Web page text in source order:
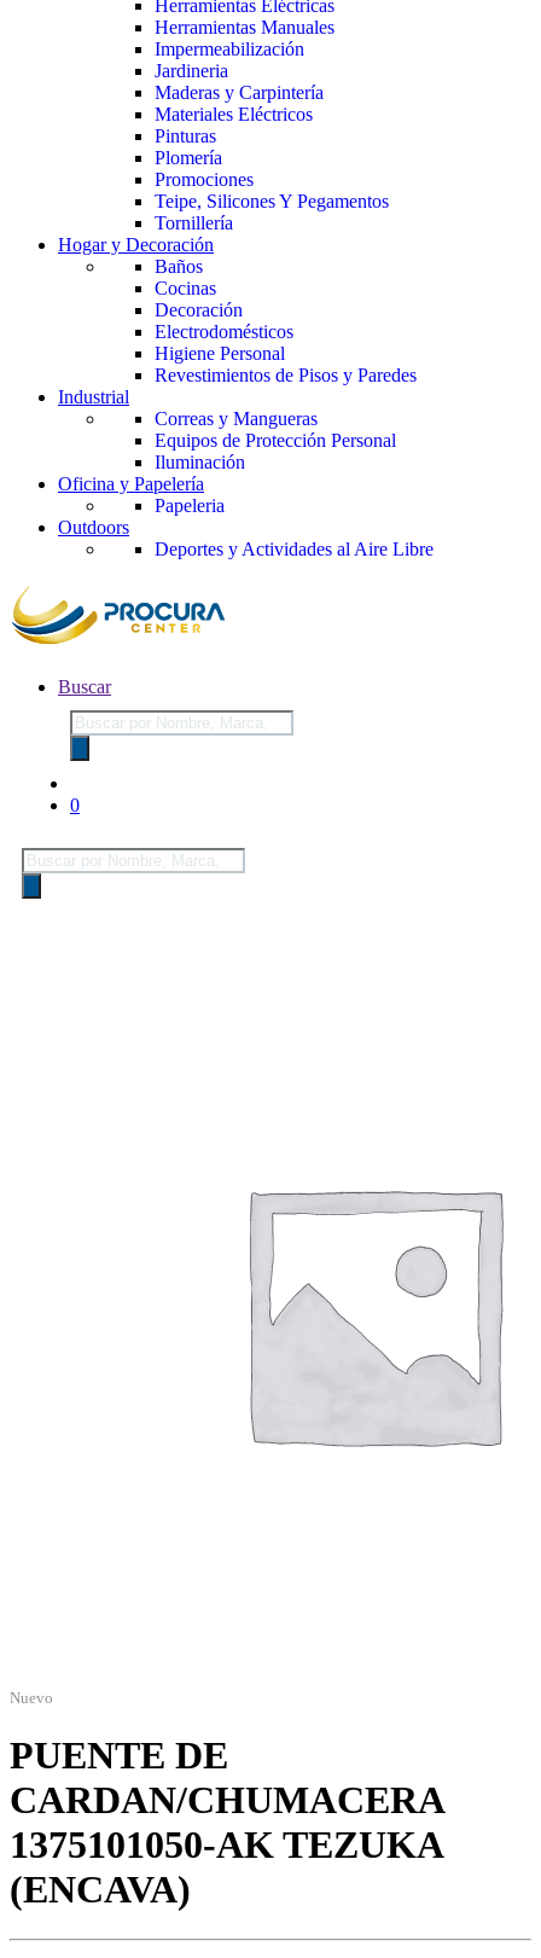
Herramientas Eléctricas
Herramientas Manuales
Impermeabilización
Jardineria
Maderas y Carpintería
Materiales Eléctricos
Pinturas
Plomería
Promociones
Teipe, Silicones Y Pegamentos
Tornillería
Hogar y Decoración
Baños
Cocinas
Decoración
Electrodomésticos
Higiene Personal
Revestimientos de Pisos y Paredes
Industrial
Correas y Mangueras
Equipos de Protección Personal
Iluminación
Oficina y Papelería
Papeleria
Outdoors
Deportes y Actividades al Aire Libre
Buscar
Búsqueda
de
productos
0
Búsqueda
de
productos
Nuevo
PUENTE DE
CARDAN/CHUMACERA
1375101050-AK TEZUKA
(ENCAVA)